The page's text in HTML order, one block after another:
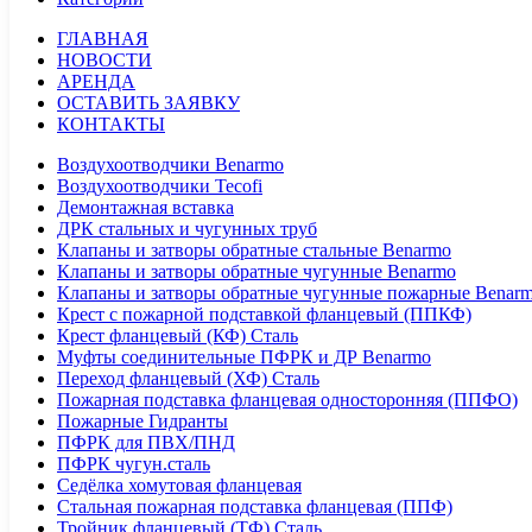
ГЛАВНАЯ
НОВОСТИ
АРЕНДА
ОСТАВИТЬ ЗАЯВКУ
КОНТАКТЫ
Воздухоотводчики Benarmo
Воздухоотводчики Tecofi
Демонтажная вставка
ДРК стальных и чугунных труб
Клапаны и затворы обратные стальные Benarmo
Клапаны и затворы обратные чугунные Benarmo
Клапаны и затворы обратные чугунные пожарные
Крест с пожарной подставкой фланцевый (ППКФ)
Крест фланцевый (КФ) Сталь
Муфты соединительные ПФРК и ДР Benarmo
Переход фланцевый (ХФ) Сталь
Пожарная подставка фланцевая односторонняя (ППФО)
Пожарные Гидранты
ПФРК для ПВХ/ПНД
ПФРК чугун.сталь
Седёлка хомутовая фланцевая
Стальная пожарная подставка фланцевая (ППФ)
Тройник фланцевый (ТФ) Сталь